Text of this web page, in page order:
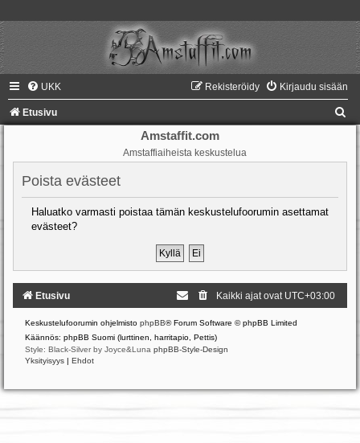
UKK Kirjaudu sisään
Rekisteröidy
Etusivu
Amstaffit.com
Amstaffiaiheista keskustelua
Poista evästeet
Haluatko varmasti poistaa tämän keskustelufoorumin asettamat
evästeet?
Etusivu Kaikki ajat ovat UTC+03:00
Keskustelufoorumin ohjelmisto phpBB® Forum Software © phpBB Limited
Käännös: phpBB Suomi (lurttinen, harritapio, Pettis)
Style: Black-Silver by Joyce&Luna phpBB-Style-Design
Yksityisyys | Ehdot